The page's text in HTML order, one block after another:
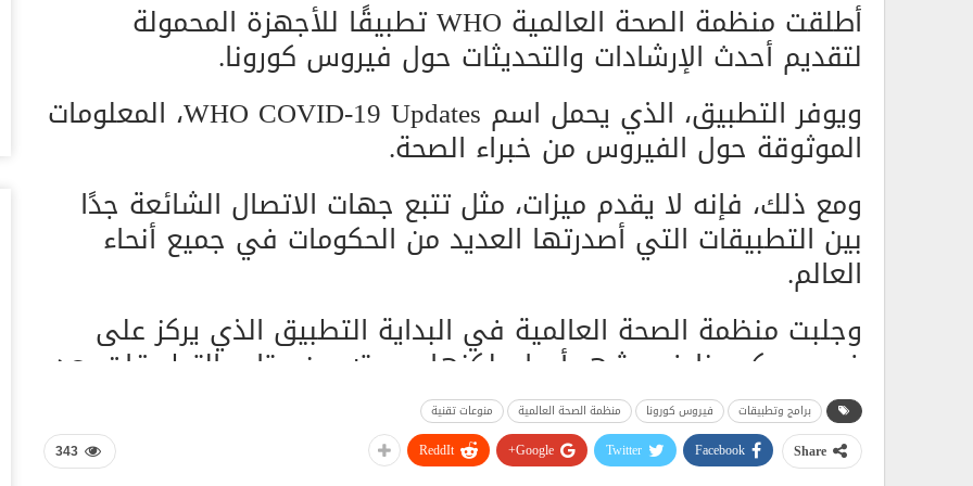
أطلقت منظمة الصحة العالمية WHO تطبيقًا للأجهزة المحمولة
لتقديم أحدث الإرشادات والتحديثات حول فيروس كورونا.
ويوفر التطبيق، الذي يحمل اسم WHO COVID-19 Updates، المعلومات
الموثوقة حول الفيروس من خبراء الصحة.
ومع ذلك، فإنه لا يقدم ميزات، مثل تتبع جهات الاتصال الشائعة جدًا
بين التطبيقات التي أصدرتها العديد من الحكومات في جميع أنحاء
العالم.
وجلبت منظمة الصحة العالمية في البداية التطبيق الذي يركز على
فيروس كورونا في شهر أبريل، لكنها سحبته من متاجر التطبيقات بعد
فترة وجيزة من إطلاقه لأنه لم يكن مخصصًا للتوافر العام.
ويعمل التطبيق الجديد لمنظمة الصحة العالمية بشكل مشابه تمامًا
برامج وتطبيقات فيروس كورونا منظمة الصحة العالمية منوعات تقنية
343 Share
Facebook
Twitter
Google+
ReddIt